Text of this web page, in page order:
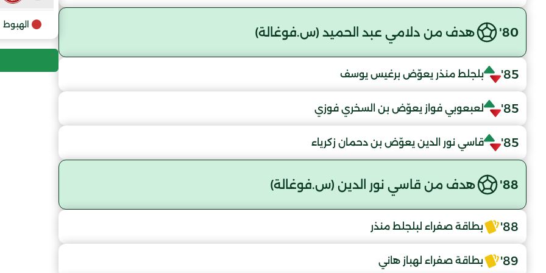
80' هدف من دلامي عبد الحميد (س.فوغالة)
85' بلجلط منذر يعوّض برغيس يوسف
85' لعبعوبي فواز يعوّض بن السخري فوزي
85' قاسي نور الدين يعوّض بن دحمان زكرياء
88' هدف من قاسي نور الدين (س.فوغالة)
88' بطاقة صفراء لبلجلط منذر
89' بطاقة صفراء لهباز هاني
9 الهبوط